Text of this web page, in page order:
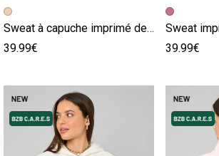
Image précédente
Image suivante
Sweat à capuche imprimé devant / dos
39.99€
Image
Image
Sweat
39.99€